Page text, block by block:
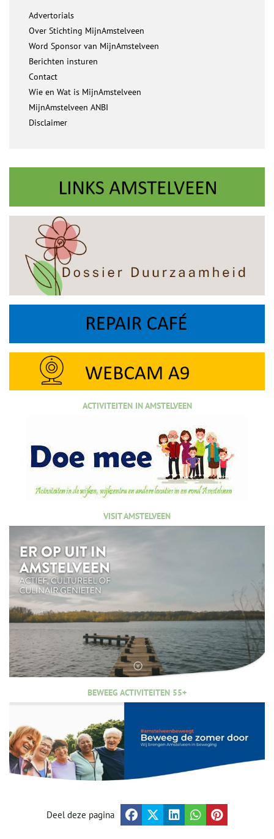
Advertorials
Over Stichting MijnAmstelveen
Word Sponsor van MijnAmstelveen
Berichten insturen
Contact
Wie en Wat is MijnAmstelveen
MijnAmstelveen ANBI
Disclaimer
ACTIVITEITEN IN AMSTELVEEN
VISIT AMSTELVEEN
BEWEEG ACTIVITEITEN 55+
Deel deze pagina